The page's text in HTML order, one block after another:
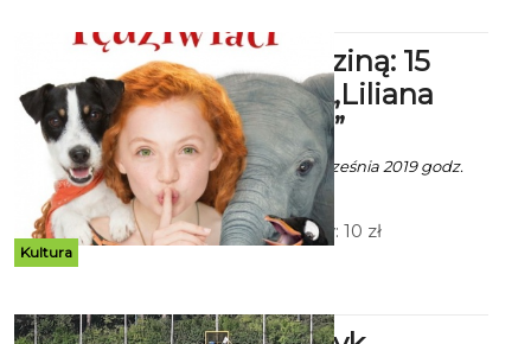
Kultura
Kino z Rodziną: 15
września - „Liliana
Pędziwiatr”
Ala za CK 105 - 11 Września 2019 godz.
11:28
Godz. 12:00 Bilety: 10 zł